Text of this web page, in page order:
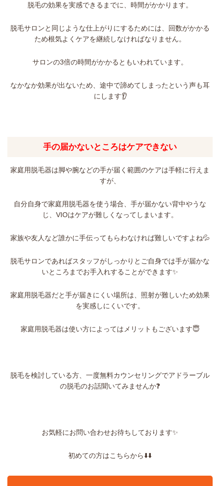
脱毛の効果を実感できるまでに、時間がかかります。
脱毛サロンと同じような仕上がりにするためには、回数がかかる
ため根気よくケアを継続しなければなりません。
サロンの3倍の時間がかかるともいわれています。
なかなか効果が出ないため、途中で諦めてしまったという声も耳
にします👂
手の届かないところはケアできない
家庭用脱毛器は脚や腕などの手が届く範囲のケアは手軽に行えま
すが、
自分自身で家庭用脱毛器を使う場合、手が届かない背中やうな
じ、VIOはケアが難しくなってしまいます。
家族や友人など誰かに手伝ってもらわなければ難しいですよね💦
脱毛サロンであればスタッフがしっかりとご自身では手が届かな
いところまでお手入れすることができます✨
家庭用脱毛器だと手が届きにくい場所は、照射が難しいため効果
を実感しにくいです。
家庭用脱毛器は使い方によってはメリットもございます😇
脱毛を検討している方、一度無料カウンセリングでアドラーブル
の脱毛のお話聞いてみませんか❓
お気軽にお問い合わせお待ちしております✨
初めての方はこちらから⬇️⬇️